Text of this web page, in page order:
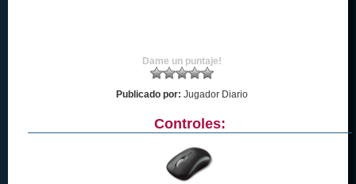
Dame un puntaje!
Publicado por: Jugador Diario
Controles: